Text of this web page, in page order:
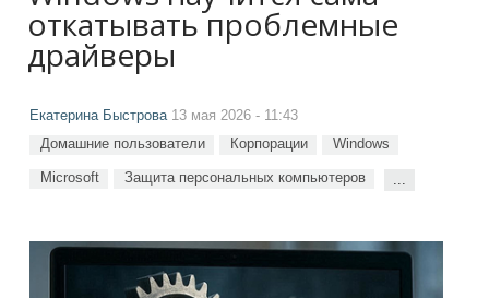
откатывать проблемные
драйверы
Екатерина Быстрова13 мая 2026 - 11:43
Домашние пользователи Корпорации Windows
Microsoft Защита персональных компьютеров ...